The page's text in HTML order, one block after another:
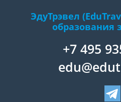
ЭдуТрэвел
образования
+7 495